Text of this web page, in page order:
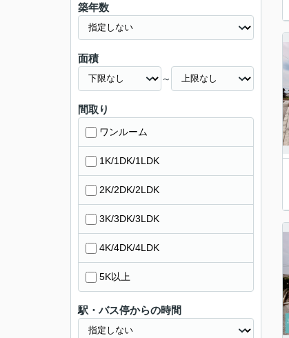
築年数
面積
～
間取り
ワンルーム
1K/1DK/1LDK
2K/2DK/2LDK
3K/3DK/3LDK
4K/4DK/4LDK
5K以上
駅・バス停からの時間